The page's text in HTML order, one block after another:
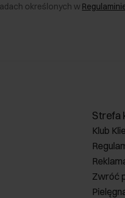
określonych w
Strefa
Klub
Zwróć